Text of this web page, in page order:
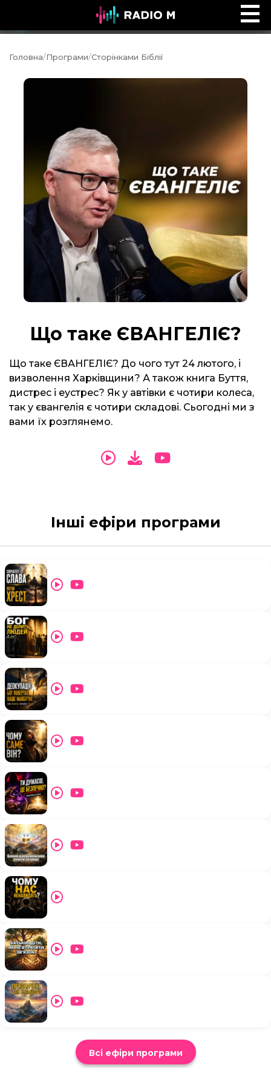
Сторінками Біблії
Головна/Програми/Сторінками Біблії
Що таке ЄВАНГЕЛІЄ?
Що таке ЄВАНГЕЛІЄ? До чого тут 24 лютого, і
визволення Харківщини? А також книга Буття,
дистрес і еустрес? Як у автівки є чотири колеса,
так у євангелія є чотири складові. Сьогодні ми з
вами їх розглянемо.
Інші ефіри програми
Всі ефіри програми